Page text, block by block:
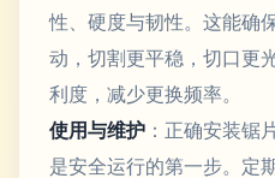
性、硬度与韧性。这能确
动，切割更平稳，切口更
利度，减少更换频率。
使用与维护 ：正确安装锯
是安全运行的第一步。定